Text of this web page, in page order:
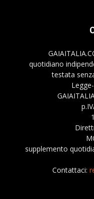
quotidiano
testata
supplemento
Contattaci: